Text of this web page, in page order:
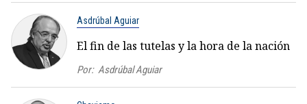
Asdrúbal Aguiar
El fin de las tutelas y la hora de la nación
Por: Asdrúbal Aguiar